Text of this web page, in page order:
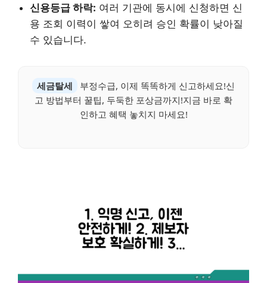
신용등급 하락: 여러 기관에 동시에 신청하면 신
용 조회 이력이 쌓여 오히려 승인 확률이 낮아질
수 있습니다.
세금탈세
부정수급, 이제 똑똑하게 신고하세요!신
고 방법부터 꿀팁, 두둑한 포상금까지!지금 바로 확
인하고 혜택 놓치지 마세요!